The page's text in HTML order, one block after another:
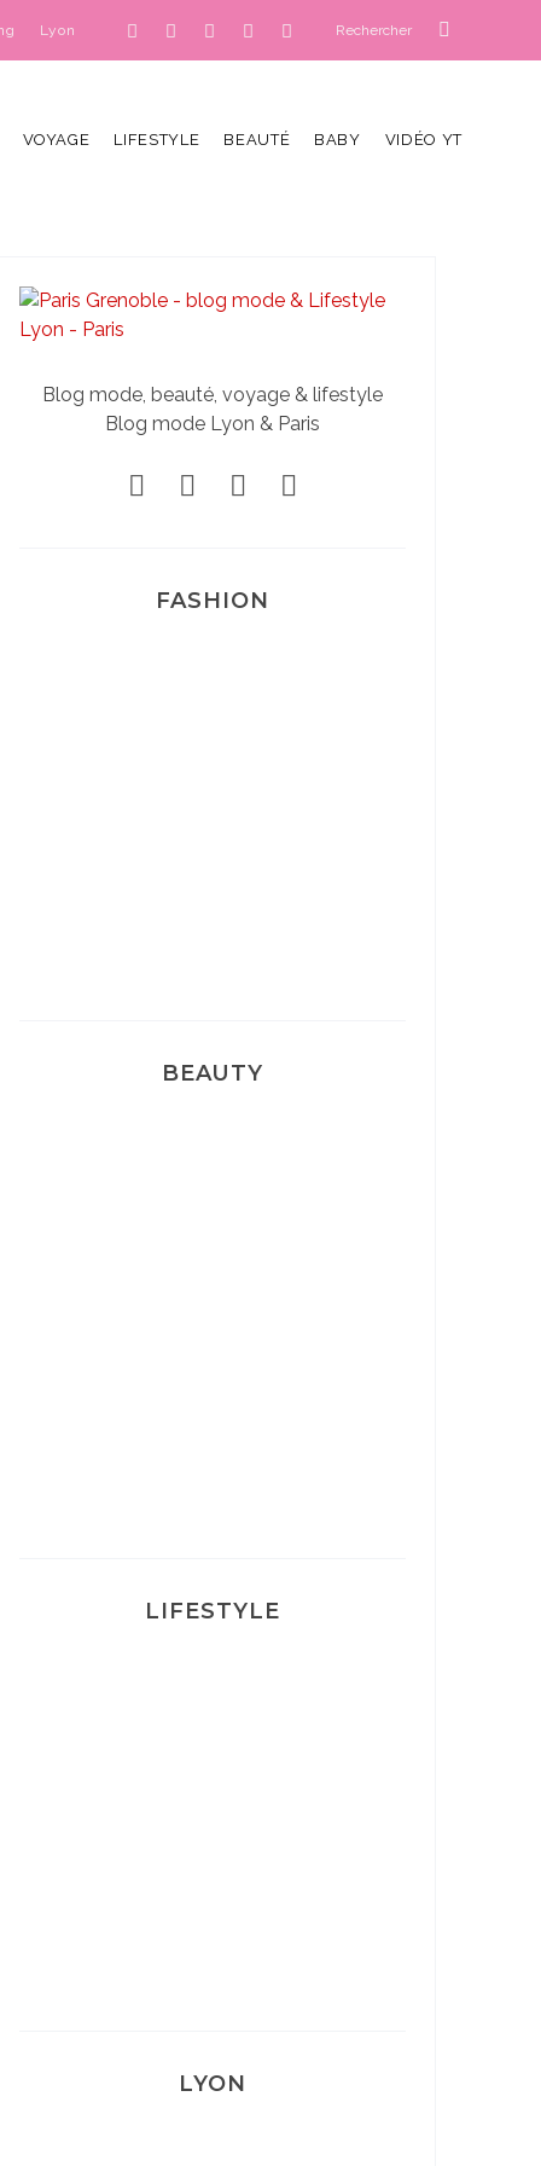
Lyon
VOYAGE LIFESTYLE BEAUTÉ BABY VIDÉO YT
Blog mode, beauté, voyage & lifestyle
Blog mode Lyon & Paris
FASHION
BEAUTY
LIFESTYLE
LYON